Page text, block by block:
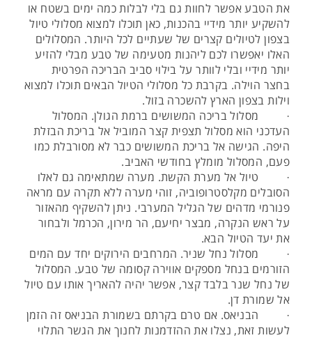
את הטבע אפשר לחוות גם בלי לבלות כמה ימים בשטח או
להשקיע יותר מידיי בהכנות, כאן תוכלו למצוא מסלולי טיול
בצפון לטיולים קצרים של שעתיים לכל היותר. המסלולים
האלו יאפשרו לכם ליהנות מטעימה של טבע מבלי להזיע
יותר מידיי ובלי לוותר על בילוי סביב הבריכה הפרטית
בחצר הוילה. בקרבת כל מסלולי הטיול הבאים תוכלו למצוא
וילות בצפון הארץ להשכרה בזול.
· מסלול בריכה המשושים ברמת הגולן. המסלול
העדכני הוא מסלול תצפית קצר המוביל אל בריכת הבזלת
היפה. הגישה אל בריכת המשושים כבר לא מסורבלת כמו
פעם, המסלול מומלץ בחודשי האביב.
· טיול אל מערת הקשת. מערה שמתאימה גם לאלו
הסובלים מקלסטרופוביה, זוהי מערה ללא תקרה עם מראה
פנורמי מדהים של הגליל המערבי. ניתן להשקיף מהאזור
על ראש הנקרה, מבצר יחיעם, הר מירון, הכרמל ולבחור
את יעד הטיול הבא.
· מסלול נחל שניר. המרחבים הירוקים יחד עם המים
הזורמים בנחל מספקים אווירה קסומה של טבע. המסלול
של נחל שנר בלבד קצר, אפשר יהיה להאריך אותו עם טיול
אל שמורת דן.
· הבניאס. אם טרם בקרתם בשמורת הבניאס זה הזמן
לעשות זאת, נצלו את ההזדמנות לחנוך את הגשר התלוי